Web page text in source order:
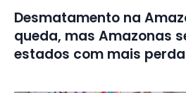
Desmatamento na
queda, mas Amazonas
estados com mais